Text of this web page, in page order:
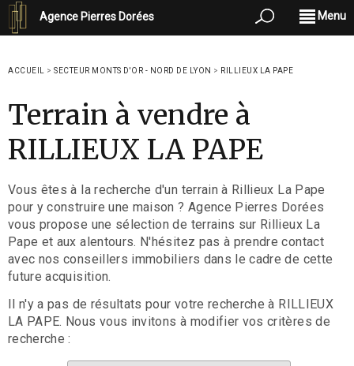
Agence Pierres Dorées Menu
ACCUEIL > SECTEUR MONTS D'OR - NORD DE LYON > RILLIEUX LA PAPE
Terrain à vendre à
RILLIEUX LA PAPE
Vous êtes à la recherche d'un terrain à Rillieux La Pape
pour y construire une maison ? Agence Pierres Dorées
vous propose une sélection de terrains sur Rillieux La
Pape et aux alentours. N'hésitez pas à prendre contact
avec nos conseillers immobiliers dans le cadre de cette
future acquisition.
Il n'y a pas de résultats pour votre recherche à RILLIEUX
LA PAPE. Nous vous invitons à modifier vos critères de
recherche :